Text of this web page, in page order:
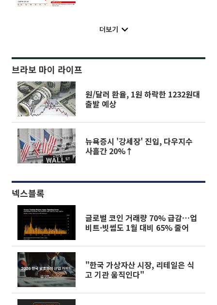
더보기
브라보 마이 라이프
원/달러 환율, 1원 하락한 1232원대
출발 예상
뉴욕증시 '강세장' 진입, 다우지수
사흘간 20%↑
넥스블록
글로벌 코인 거래량 70% 급감…업
비트·빗썸도 1월 대비 65% 줄어
"한국 가상자산 시장, 리테일은 식
고 기관 움직인다"